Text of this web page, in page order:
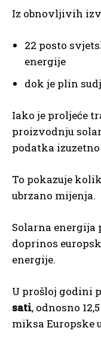
Iz obnovljivih
22 posto
energije
dok je plin
Iako je proljeće
proizvodnju
podatka
To pokazuje
ubrzano mijenja.
Solarna energija
doprinos
energije.
U prošloj godini
sati, odnosno
miksa Europske